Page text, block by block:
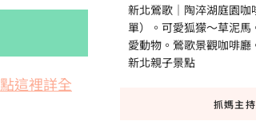
點這裡詳全
新北鶯歌｜陶淬湖庭園
單）。可愛狐獴～草泥
愛動物。鶯歌景觀咖啡廳
新北親子景點
抓媽主